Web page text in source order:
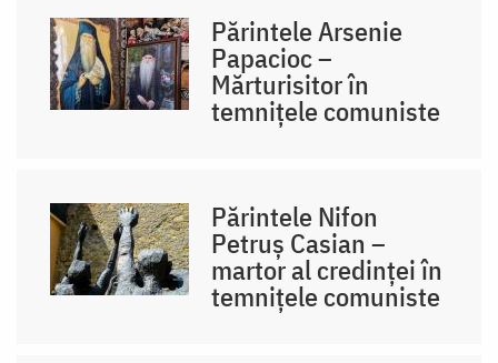
Părintele Arsenie
Papacioc –
Mărturisitor în
temnițele comuniste
Părintele Nifon
Petruș Casian –
martor al credinței în
temnițele comuniste